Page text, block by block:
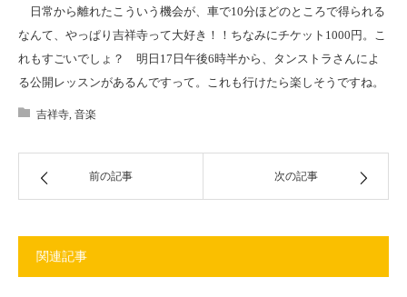
日常から離れたこういう機会が、車で10分ほどのところで得られる
なんて、やっぱり吉祥寺って大好き！！ちなみにチケット1000円。こ
れもすごいでしょ？ 明日17日午後6時半から、タンストラさんによ
る公開レッスンがあるんですって。これも行けたら楽しそうですね。
吉祥寺, 音楽
前の記事 次の記事
関連記事